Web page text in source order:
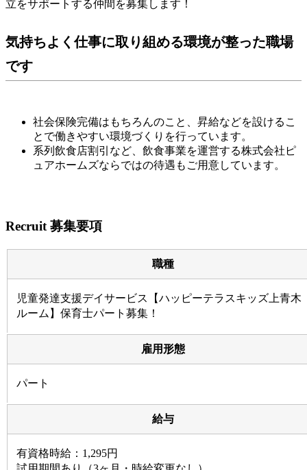
立をサポートする仲間を募集します！
気持ちよく仕事に取り組める環境が整った職場
です
社会保険完備はもちろんのこと、昇給などを設けるこ
とで働きやすい環境づくりを行っています。
系列飲食店割引など、飲食事業を運営する株式会社ピ
ュアホームズならではの待遇もご用意しています。
Recruit 募集要項
職種
児童発達支援デイサービス【ハッピーテラスキッズ上青木
ルーム】保育士パート募集！
雇用形態
パート
給与
有資格時給：1,295円